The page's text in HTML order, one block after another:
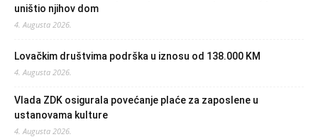
uništio njihov dom
4. Augusta 2026.
Lovačkim društvima podrška u iznosu od 138.000 KM
4. Augusta 2026.
Vlada ZDK osigurala povećanje plaće za zaposlene u
ustanovama kulture
4. Augusta 2026.